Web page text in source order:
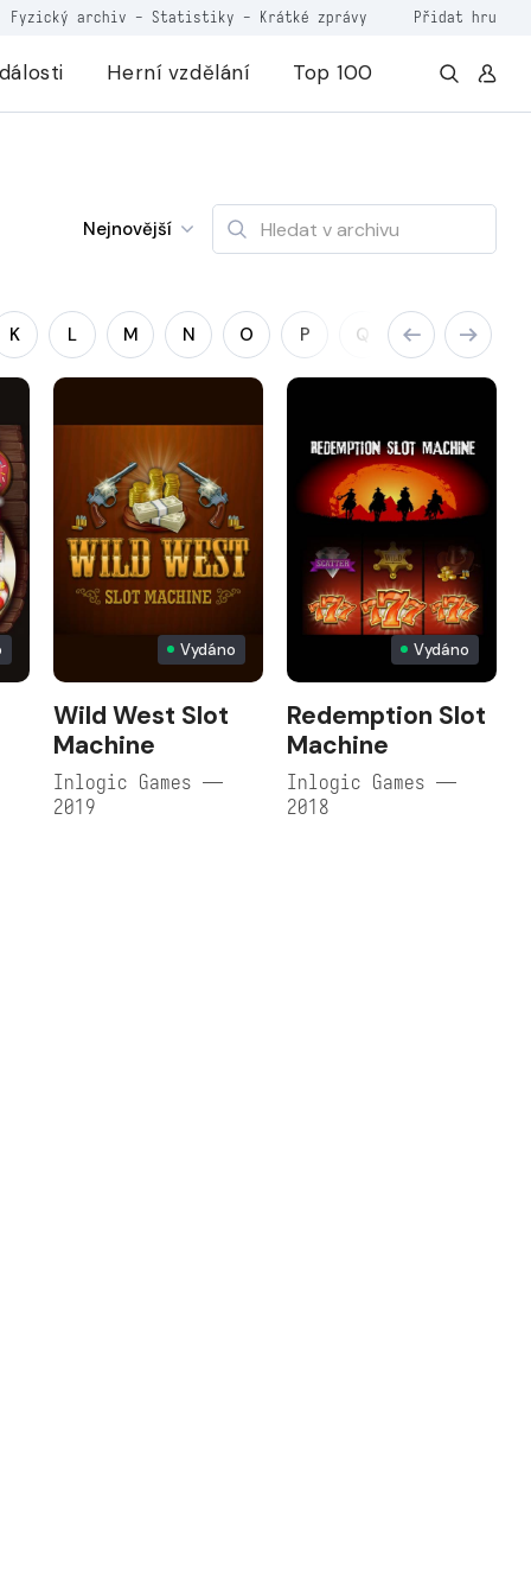
Fyzický archiv - Statistiky - Krátké zprávy Přidat hru
Herní vzdělání Top 100
Nejnovější
K L M N O P Q R S
Vydáno
Wild West Slot
Machine
Inlogic Games —
2019
Vydáno
Redemption Slot
Machine
Inlogic Games —
2018